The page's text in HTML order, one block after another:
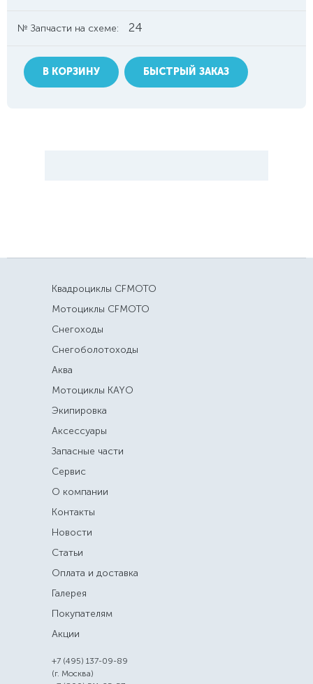
№ Запчасти на схеме: 24
В КОРЗИНУ БЫСТРЫЙ ЗАКАЗ
Квадроциклы CFMOTO
Мотоциклы CFMOTO
Снегоходы
Снегоболотоходы
Аква
Мотоциклы KAYO
Экипировка
Аксессуары
Запасные части
Сервис
О компании
Контакты
Новости
Статьи
Оплата и доставка
Галерея
Покупателям
Акции
+7 (495) 137-09-89
(г. Москва)